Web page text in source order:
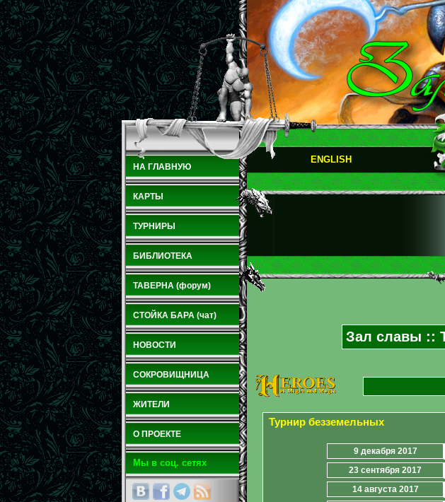
НА ГЛАВНУЮ
КАРТЫ
ТУРНИРЫ
БИБЛИОТЕКА
ТАВЕРНА (форум)
СТОЙКА БАРА (чат)
НОВОСТИ
СОКРОВИЩНИЦА
ЖИТЕЛИ
О ПРОЕКТЕ
Мы в соц. сетях
ENGLISH
Зал славы ::
Турнир безземельных
9 декабря 2017
23 сентября 2017
14 августа 2017